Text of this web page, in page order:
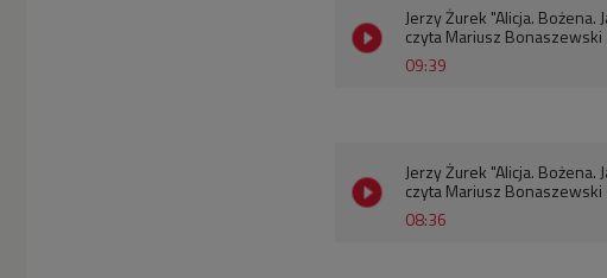
09:39
Jerzy Żurek "Alicja. Bożena.
czyta Mariusz
08:36
Jerzy Żurek "Alicja. Bożena.
czyta Mariusz